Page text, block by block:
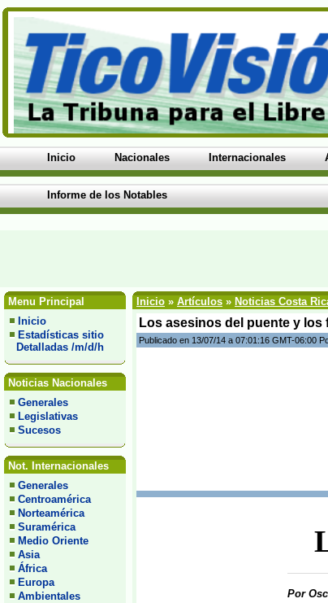
Inicio Nacionales Internacionales
Informe de los Notables
Menu Principal
Inicio
Estadísticas sitio
Detalladas /m/d/h
Noticias Nacionales
Generales
Legislativas
Sucesos
Not. Internacionales
Generales
Centroamérica
Norteamérica
Suramérica
Medio Oriente
Asia
África
Europa
Ambientales
Inicio » Artículos » Noticias Costa
Los asesinos del puente y
Publicado en 13/07/14 a 07:01:16 GMT-06:00
Por